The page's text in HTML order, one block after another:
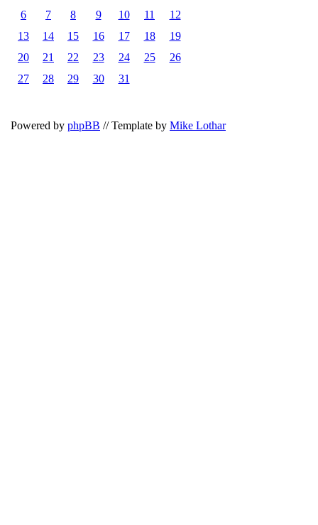
6
7 8 9 10 11
12
13
14 15 16 17 18
19
20
21 22 23 24 25
26
27
28 29 30 31
Powered by phpBB // Template by Mike Lothar